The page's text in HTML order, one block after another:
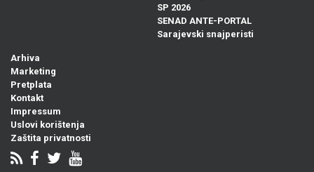
SP 2026
SENAD ANTE-PORTAL
Sarajevski snajperisti
Arhiva
Marketing
Pretplata
Kontakt
Impressum
Uslovi korištenja
Zaštita privatnosti